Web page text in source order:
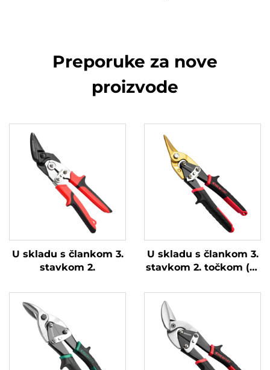
Preporuke za nove
proizvode
U skladu s člankom 3.
stavkom 2.
U skladu s člankom 3.
stavkom 2. točkom (a)
proizvode koji sadrže
ovaj proizvod,
primjenjuje se sljedeći
standard: